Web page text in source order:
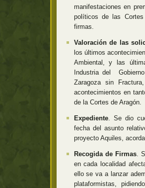
manifestaciones en
políticos de las
firmas.
Valoración de las
los últimos
Ambiental, y las
Industria del
Zaragoza sin
acontecimientos en
de la Cortes de Aragón.
Expediente. Se dio
fecha del asunto
proyecto Aquiles,
Recogida de Firmas.
en cada localidad
ello se va a lanzar
plataformistas,